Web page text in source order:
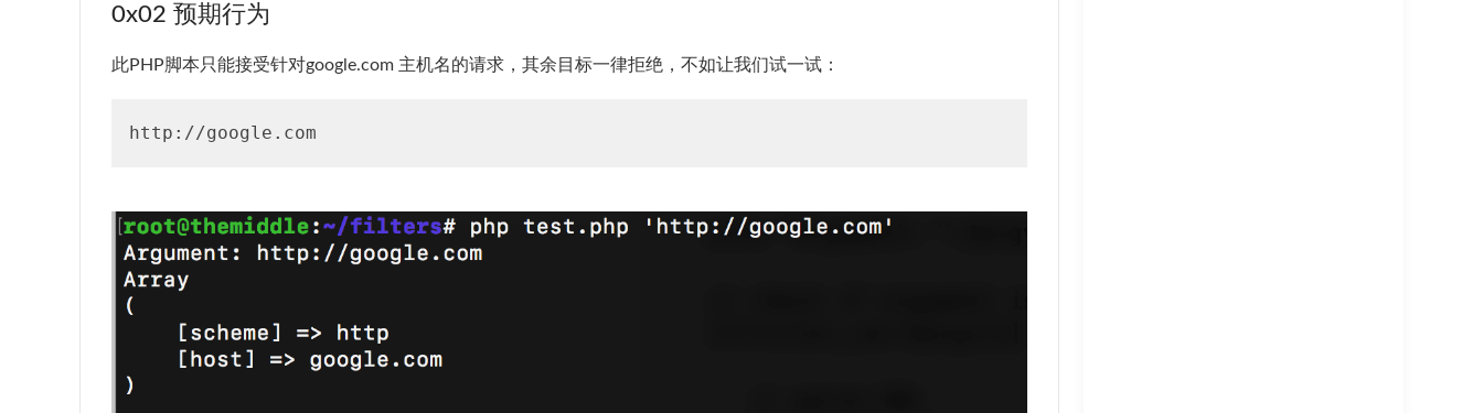
0x02 预期行为
此PHP脚本只能接受针对google.com 主机名的请求，其余目标一律拒绝，不如让我们试一试：